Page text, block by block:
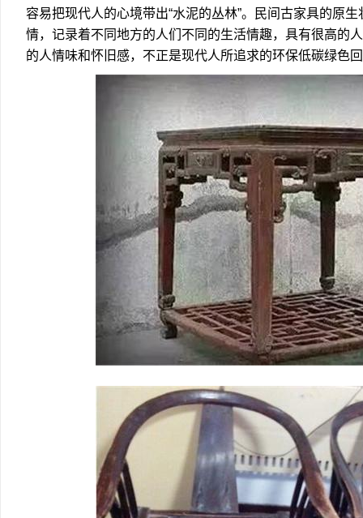
容易把现代人的心境带出“水泥的丛林”。民间古家具的原
情，记录着不同地方的人们不同的生活情趣，具有很高的
的人情味和怀旧感，不正是现代人所追求的环保低碳绿色